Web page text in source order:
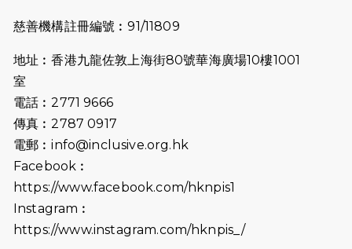
🌟
2025-06-15
會及愛。匯聚商龍會支持！
2025-06-09
《猛龍傳之誰怕誰》電影欣賞 - 感謝
生，GBS，JP出席
2025-06-06
《為你喝采陳百強歌迷會》慷慨贊助
38張門票欣賞香港中樂團 X 陳百強 —
慈善機構註冊編號︰91/11809
地址︰香港九龍佐敦上海街80號華海廣場10樓1001
室
電話︰2771 9666
傳真︰2787 0917
電郵︰info@inclusive.org.hk
Facebook︰
https://www.facebook.com/hknpis1
Instagram︰
https://www.instagram.com/hknpis_/